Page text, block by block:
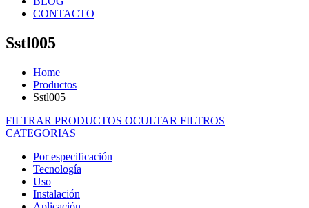
CONTACTO
Sstl005
Home
Productos
Sstl005
FILTRAR PRODUCTOS OCULTAR FILTROS
CATEGORIAS
Por especificación
Tecnología
Uso
Instalación